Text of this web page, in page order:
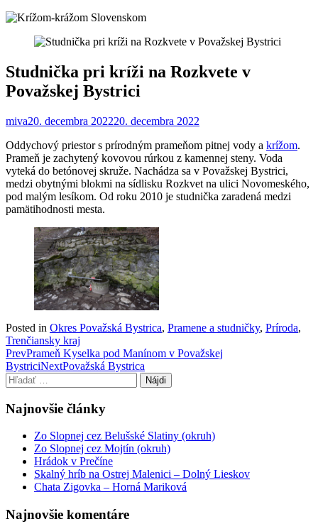
Studnička pri kríži na Rozkvete v
Považskej Bystrici
miva20. decembra 202220. decembra 2022
Oddychový priestor s prírodným prameňom pitnej vody a krížom.
Prameň je zachytený kovovou rúrkou z kamennej steny. Voda
vyteká do betónovej skruže. Nachádza sa v Považskej Bystrici,
medzi obytnými blokmi na sídlisku Rozkvet na ulici Novomeského,
pod malým lesíkom. Od roku 2010 je studnička zaradená medzi
pamätihodnosti mesta.
Posted in Okres Považská Bystrica, Pramene a studničky, Príroda,
Trenčiansky kraj
Post
navigation
PrevPrameň Kyselka pod Manínom v Považskej
BystriciNextPovažská Bystrica
Hľadať:
Najnovšie články
Zo Slopnej cez Belušské Slatiny (okruh)
Zo Slopnej cez Mojtín (okruh)
Hrádok v Prečíne
Skalný hríb na Ostrej Malenici – Dolný Lieskov
Chata Zigovka – Horná Mariková
Najnovšie komentáre